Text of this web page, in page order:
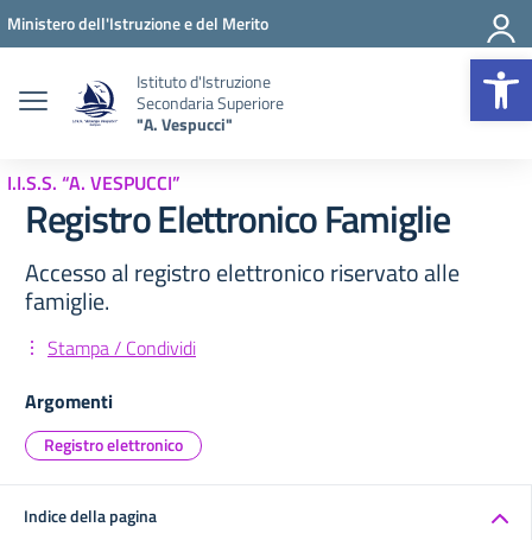
Vai ai contenuti
Vai al menu di navigazione
Vai al footer
Ministero dell'Istruzione e del Merito
Istituto d'Istruzione
Secondaria Superiore
"A. Vespucci"
I.I.S.S. “A. VESPUCCI”
Registro Elettronico Famiglie
Accesso al registro elettronico riservato alle
famiglie.
Stampa / Condividi
Argomenti
Registro elettronico
Indice della pagina